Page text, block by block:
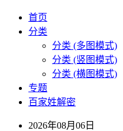
首页
分类
分类 (多图模式)
分类 (竖图模式)
分类 (横图模式)
专题
百家姓解密
2026年08月06日